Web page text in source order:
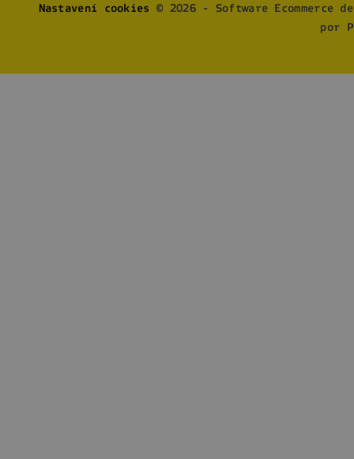
Nastavení cookies
© 2026 - Software Ecommerce
por